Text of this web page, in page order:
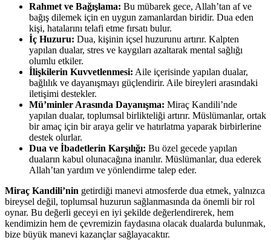
Rahmet ve Bağışlama: Bu mübarek gece, Allah’tan af ve
bağış dilemek için en uygun zamanlardan biridir. Dua eden
kişi, hatalarını telafi etme fırsatı bulur.
İç Huzuru: Dua, kişinin içsel huzurunu artırır. Kalpten
yapılan dualar, stres ve kaygıları azaltarak mental sağlığı
olumlu etkiler.
İlişkilerin Kuvvetlenmesi: Aile içerisinde yapılan dualar,
bağlılık ve dayanışmayı güçlendirir. Aile bireyleri arasındaki
iletişimi destekler.
Mü’minler Arasında Dayanışma: Miraç Kandili’nde
yapılan dualar, toplumsal birlikteliği artırır. Müslümanlar, ortak
bir amaç için bir araya gelir ve hatırlatma yaparak birbirlerine
destek olurlar.
Dua ve İbadetlerin Karşılığı: Bu özel gecede yapılan
duaların kabul olunacağına inanılır. Müslümanlar, dua ederek
Allah’tan yardım ve yönlendirme talep eder.
Miraç Kandili’nin getirdiği manevi atmosferde dua etmek, yalnızca
bireysel değil, toplumsal huzurun sağlanmasında da önemli bir rol
oynar. Bu değerli geceyi en iyi şekilde değerlendirerek, hem
kendimizin hem de çevremizin faydasına olacak dualarda bulunmak,
bize büyük manevi kazançlar sağlayacaktır.